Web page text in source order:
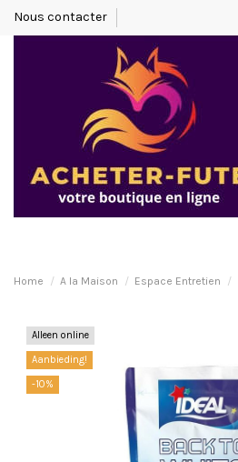
Nous contacter
Home A la Maison Espace Entretien
Alleen online
Aanbieding!
-10%